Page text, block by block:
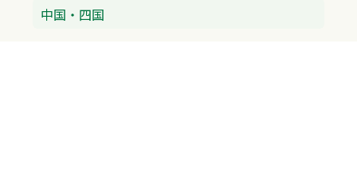
中国・四国